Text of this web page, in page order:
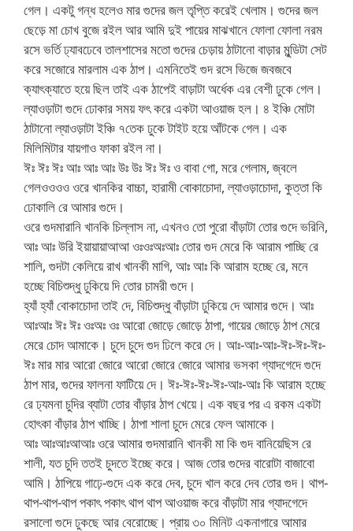
গেল। একটু গন্ধ হলেও মার গুদের জল তৃপ্তি করেই খেলাম। গুদের জল
ছেড়ে মা চোখ বুজে রইল আর আমি দুই পায়ের মাঝখানে ফোলা ফোলা নরম
রসে ভর্তি ঢ্যাবঢেবে তালশাসের মতো গুদের চেড়ায় ঠাটানো বাড়ার মুন্ডিটা সেট
করে সজোরে মারলাম এক ঠাপ। এমনিতেই গুদ রসে ভিজে জবজবে
ক্যাৎক্যাতে হয়ে ছিল তাই এক ঠাপেই বাড়াটা অর্ধেক এর বেশী ঢুকে গেল।
ল্যাওড়াটা গুদে ঢোকার সময় ফৎ করে একটা আওয়াজ হল। ৪ ইঞ্চি মোটা
ঠাটানো ল্যাওড়াটা ইঞ্চি ৭তেক ঢুকে টাইট হয়ে আঁটকে গেল। এক
মিলিমিটার যায়গাও ফাকা রইল না।
ঈঃ ঈঃ ঈঃ আঃ আঃ আঃ উঃ উঃ ঈঃ ঈঃ ও বাবা গো, মরে গেলাম, জ্বলে
গেলওওওও ওরে খানকির বাচ্চা, হারামী বোকাচোদা, ল্যাওড়াচোদা, কুত্তা কি
ঢোকালি রে আমার গুদে।
ওরে গুদমারানি খানকি চিল্লাস না, এখনও তো পুরো বাঁড়াটা তোর গুদে ভরিনি,
আঃ আঃ উরি ইয়ায়ায়াআআ ওঃওঃঅঃআঃ তোর গুদ মেরে কি আরাম পাচ্ছি রে
শালি, গুদটা কেলিয়ে রাখ খানকী মাগি, আঃ আঃ কি আরাম হচ্ছে রে, মনে
হচ্ছে বিচিশুদ্ধু ঢুকিয়ে দি তোর চামরী গুদে।
হ্যাঁ হ্যাঁ বোকাচোদা তাই দে, বিচিশুদ্ধু বাঁড়াটা ঢুকিয়ে দে আমার গুদে। আঃ
আঃআঃ ঈঃ ঈঃ ওঃঅঃ ওঃ আরো জোড়ে জোড়ে ঠাপা, গায়ের জোড়ে ঠাপ মেরে
মেরে চোদ আমাকে। চুদে চুদে গুদ ঢিলে করে দে। আঃ-আঃ-আঃ-ঈঃ-ঈঃ-ঈঃ-
ঈঃ মার মার আরো জোরে আরো জোরে জোরে আমার ভসকা গ্যাদগেদে গুদে
ঠাপ মার, গুদের ফালনা ফাটিয়ে দে। ঈঃ-ঈঃ-ঈঃ-ঈঃ-আঃ-আঃ কি আরাম হচ্ছে
রে ঢ্যমনা চুদির ব্যাটা তোর বাঁড়ার ঠাপ খেয়ে। এক বছর পর এ রকম একটা
হোৎকা বাঁড়ার ঠাপ খাচ্ছি। ঠাপা শালা চুদে মেরে ফেল আমাকে।
আঃ আঃআঃআআঃ ওরে আমার গুদমারানি খানকী মা কি গুদ বানিয়েছিস রে
শালী, যত চুদি ততই চুদতে ইচ্ছে করে। আজ তোর গুদের বারোটা বাজাবো
আমি। ঠাপিয়ে গাঢ়ে-গুদে এক করে দেব, চুদে খাল করে দেব তোর গুদ। থাপ-
থাপ-থাপ-থাপ পকাৎ পকাৎ থাপ থাপ আওয়াজ করে বাঁড়াটা মার গ্যাদগেদে
রসালো গুদে ঢুকছে আর বেরোচ্ছে। প্রায় ৩০ মিনিট একনাগারে আমার